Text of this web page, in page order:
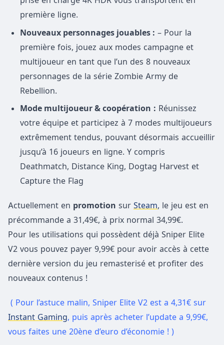
première ligne.
Nouveaux personnages jouables : – Pour la
première fois, jouez aux modes campagne et
multijoueur en tant que l’un des 8 nouveaux
personnages de la série Zombie Army de
Rebellion.
Mode multijoueur & coopération : Réunissez
votre équipe et participez à 7 modes multijoueurs
extrêmement tendus, pouvant désormais accueillir
jusqu’à 16 joueurs en ligne. Y compris
Deathmatch, Distance King, Dogtag Harvest et
Capture the Flag
Actuellement en promotion sur Steam, le jeu est en
précommande a 31,49€, à prix normal 34,99€.
Pour les utilisations qui possèdent déjà Sniper Elite
V2 vous pouvez payer 9,99€ pour avoir accès à cette
dernière version du jeu remasterisé et profiter des
nouveaux contenus !
( Pour l’astuce malin, Sniper Elite V2 est a 4,31€ sur
Instant Gaming, puis après acheter l’update a 9,99€,
vous faites une 20ène d’euro d’économie ! )